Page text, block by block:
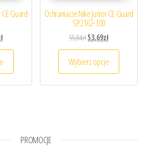
Guard
cena wynosiła: 60,50zł.
Aktualna cena wynosi: 58,18zł.
Ten produkt ma wiele wariantów. Opcje
Ochraniacze Nike Junior CE Guard
SP2162-100
55,84złPierwotna cena
53,69złAktualna cena
Wybierz opcje
Ten
PROMOCJE